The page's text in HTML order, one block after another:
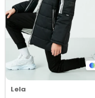
Lela